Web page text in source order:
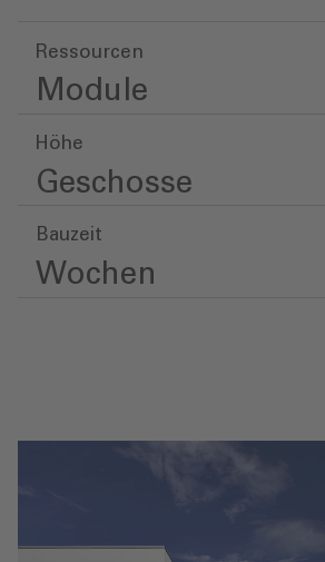
Ressourcen
Module
Höhe
Geschosse
Bauzeit
Wochen